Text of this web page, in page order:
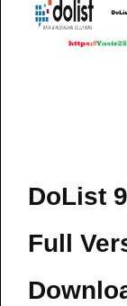
DoList
Full